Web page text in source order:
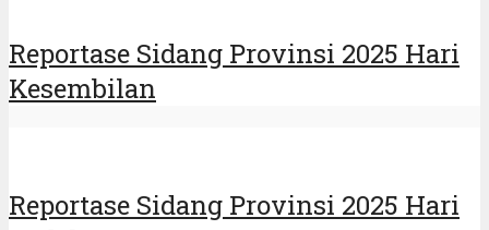
Reportase Sidang Provinsi 2025 Hari
Kesembilan
Reportase Sidang Provinsi 2025 Hari